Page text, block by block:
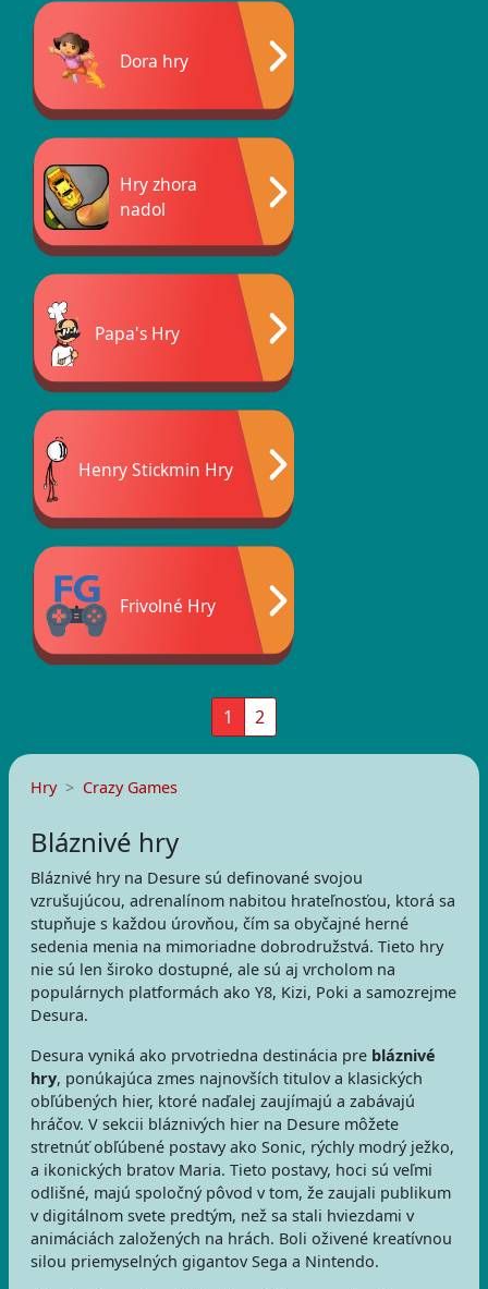
Dora hry
Hry zhora
nadol
Papa's Hry
Henry Stickmin Hry
Frivolné Hry
1 2
Hry Crazy Games
Bláznivé hry
Bláznivé hry na Desure sú definované svojou
vzrušujúcou, adrenalínom nabitou hrateľnosťou, ktorá sa
stupňuje s každou úrovňou, čím sa obyčajné herné
sedenia menia na mimoriadne dobrodružstvá. Tieto hry
nie sú len široko dostupné, ale sú aj vrcholom na
populárnych platformách ako Y8, Kizi, Poki a samozrejme
Desura.
Desura vyniká ako prvotriedna destinácia pre bláznivé
hry, ponúkajúca zmes najnovších titulov a klasických
obľúbených hier, ktoré naďalej zaujímajú a zabávajú
hráčov. V sekcii bláznivých hier na Desure môžete
stretnúť obľúbené postavy ako Sonic, rýchly modrý ježko,
a ikonických bratov Maria. Tieto postavy, hoci sú veľmi
odlišné, majú spoločný pôvod v tom, že zaujali publikum
v digitálnom svete predtým, než sa stali hviezdami v
animáciách založených na hrách. Boli oživené kreatívnou
silou priemyselných gigantov Sega a Nintendo.